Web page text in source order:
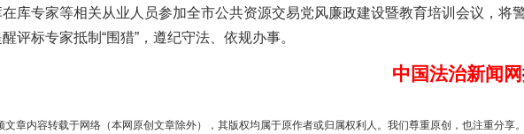
库专家等相关从业人员参加全市公共资源交易党风廉政建设暨教育培训会议，将
评标专家抵制“围猎”，遵纪守法、依规办事。
中国法治新闻网
文章内容转载于网络（本网原创文章除外），其版权均属于原作者或归属权利人。我们尊重原创，也注重分享